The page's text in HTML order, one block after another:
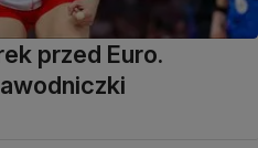
przed Euro.